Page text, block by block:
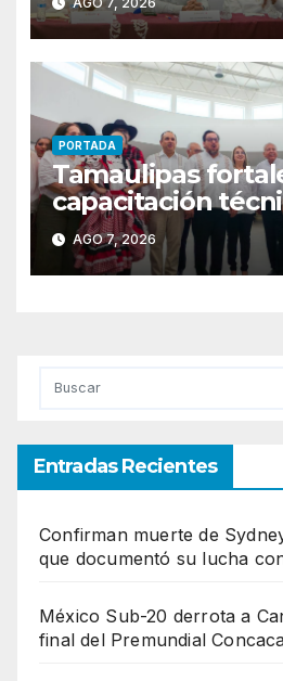
terminen de
PORTADA
Tamaulipas
capacitación
responder a
oportunidades
inversión
AGO 7, 2026
Entradas Recientes
Confirman muerte de
que documentó su lucha
México Sub-20 derrota a
final del Premundial